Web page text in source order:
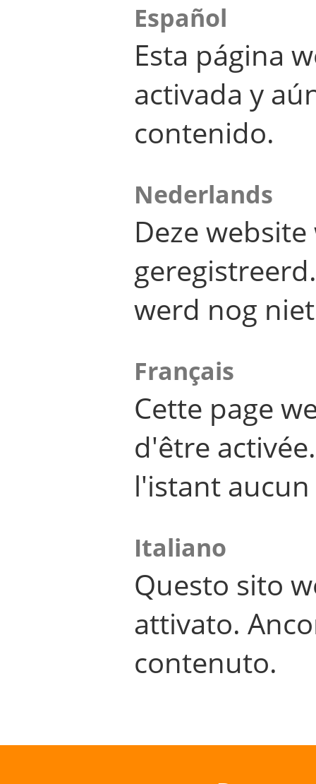
Español
Esta página
activada y
contenido.
Nederlands
Deze
werd nog
Français
Cette page
d'être
l'istant
Italiano
Questo sito
attivato.
contenuto.